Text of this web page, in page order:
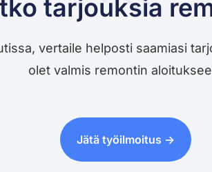
tarjouksia
vertaile helposti saamiasi
olet valmis remontin
Jätä työilmoitus ->